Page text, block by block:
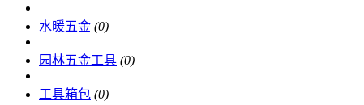
水暖五金 (0)
园林五金工具 (0)
工具箱包 (0)